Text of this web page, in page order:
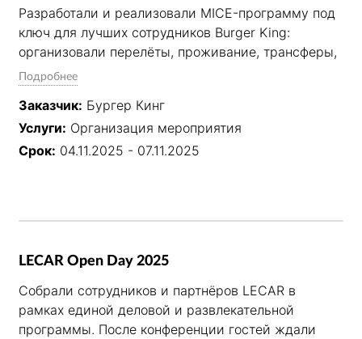
Разработали и реализовали MICE-программу под
ключ для лучших сотрудников Burger King:
организовали перелёты, проживание, трансферы,
деловую, экскурсионную и event-части. В
программу вошли конные прогулки, мастер-
классы по местной кухне, тимбилдинг по
установке юрт, встреча с топ-менеджерами и
церемония награждения. Завершили тур гала-
Подробнее
Заказчик: Бургер Кинг
Услуги: Организация мероприятия
Срок: 04.11.2025 - 07.11.2025
LECAR Open Day 2025
Собрали сотрудников и партнёров LECAR в
рамках единой деловой и развлекательной
программы. После конференции гостей ждали